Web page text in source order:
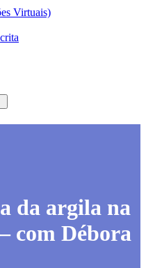
Virtuais)
da argila na
com Débora